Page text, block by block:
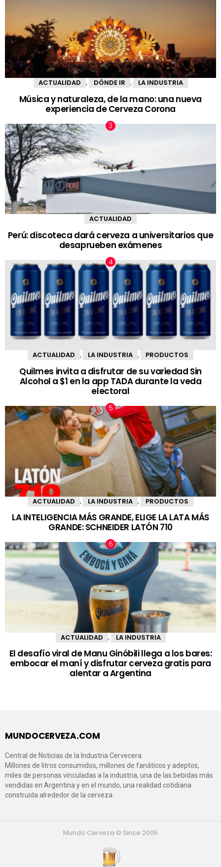
ACTUALIDAD , DÓNDE IR , LA INDUSTRIA
Música y naturaleza, de la mano: una nueva
experiencia de Cerveza Corona
ACTUALIDAD
Perú: discoteca dará cerveza a universitarios que
desaprueben exámenes
ACTUALIDAD LA INDUSTRIA PRODUCTOS
Quilmes invita a disfrutar de su variedad Sin
Alcohol a $1 en la app TADA durante la veda
electoral
ACTUALIDAD LA INDUSTRIA PRODUCTOS
LA INTELIGENCIA MÁS GRANDE, ELIGE LA LATA MÁS
GRANDE: SCHNEIDER LATÓN 710
ACTUALIDAD , LA INDUSTRIA
El desafío viral de Manu Ginóbili llega a los bares:
embocar el maní y disfrutar cerveza gratis para
alentar a Argentina
MUNDOCERVEZA.COM
Central de Noticias de la Industria Cervecera.
Millones de litros consumidos, millones de fanáticos y adeptos,
miles de personas vinculadas a la industria, una de las bebidas más
vendidas en Argentina y en el mundo, una realidad cotidiana
construida alrededor de la cerveza.
Mundo Cerveza © Since 2005